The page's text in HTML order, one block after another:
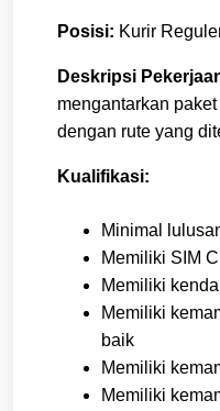
Posisi: Kurir
Deskripsi
mengantarkan
dengan rute yang
Kualifikasi:
Minimal
Memiliki SIM C
Memiliki
Memiliki
baik
Memiliki
Memiliki